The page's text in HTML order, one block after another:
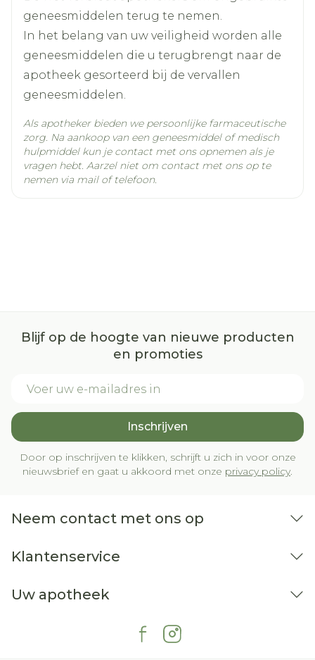
(indien nodig verhogen naar 20-40 mg 1x
/dag).
Behandeling: 10 tot 20 mg, 1x /dag.
Startdosering: 60 mg, 1 x /dag.
Vanaf 80 mg per dag, in twee innamen per
Onderhoudsbehandeling: 20-120 mg per
dag.
Van 1 tot 2 jaar (10-20 kg): 10 tot 20 mg, 1 x /dag.
Vanaf 2 jaar (>20 kg): 20 tot 40 mg, 1 x /dag.
Preventie van recidief:
Aanbevolen dosering: 20 mg, 1x /dag.
Afhankelijk van de respons kan de dosering
Aanbevolen dosering: 20 mg, 1x /dag.
Bij onvoldoende respons: 40 mg, 1x /dag.
Preventie van recidief:
Bij onvoldoende respons: 40 mg, 1x /dag.
REFLUXOESOFAGITIS
Behandeling:
Aanbevolen dosering: 20 mg, 1x /dag
Rekening houdend met de officiële
Behoud
Kamertemperatuur (15°C -
25°C)
geneesmiddelen terug te nemen.
In het belang van uw veiligheid worden alle
geneesmiddelen die u terugbrengt naar de
apotheek gesorteerd bij de vervallen
geneesmiddelen.
Als apotheker bieden we persoonlijke farmaceutische
zorg. Na aankoop van een geneesmiddel of medisch
hulpmiddel kun je contact met ons opnemen als je
vragen hebt. Aarzel niet om contact met ons op te
nemen via mail of telefoon.
Blijf op de hoogte van nieuwe producten
en promoties
Inschrijven
Door op inschrijven te klikken, schrijft u zich in voor onze
nieuwsbrief en gaat u akkoord met onze privacy policy.
Neem contact met ons op
Klantenservice
Uw apotheek